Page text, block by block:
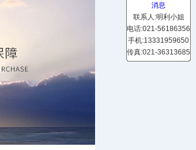
联系人:明利小姐
电话:021-56186356
手机:13331959650
传真:021-36313685